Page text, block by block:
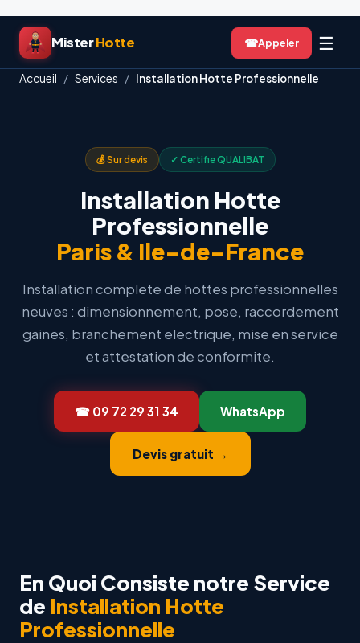
Aller
contenu
MisterHotte ☎ ☰
Accueil / Services / Installation Hotte Professionnelle
💰 Sur devis ✓ Certifie QUALIBAT
Installation Hotte
Professionnelle
Paris & Ile-de-France
Installation complete de hottes professionnelles
neuves : dimensionnement, pose, raccordement
gaines, branchement electrique, mise en service
et attestation de conformite.
☎ 09 72 29 31 34 WhatsApp
Devis gratuit →
En Quoi Consiste notre Service
de Installation Hotte
Professionnelle